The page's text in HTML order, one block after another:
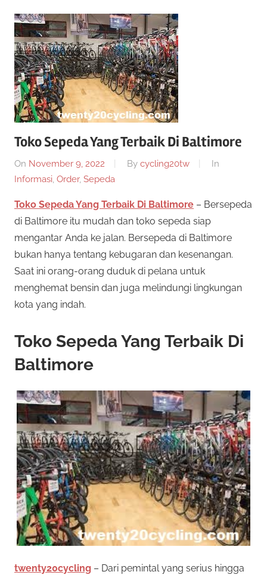
Toko Sepeda Yang Terbaik Di Baltimore
On November 9, 2022 By cycling20tw
In
Informasi, Order, Sepeda
Toko Sepeda Yang Terbaik Di Baltimore – Bersepeda
di Baltimore itu mudah dan toko sepeda siap
mengantar Anda ke jalan. Bersepeda di Baltimore
bukan hanya tentang kebugaran dan kesenangan.
Saat ini orang-orang duduk di pelana untuk
menghemat bensin dan juga melindungi lingkungan
kota yang indah.
Toko Sepeda Yang Terbaik Di
Baltimore
twenty20cycling – Dari pemintal yang serius hingga